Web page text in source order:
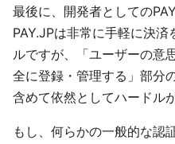
最後に、開発者としての
PAY.JPは非常に手軽に決
ルですが、「ユーザーの意
全に登録・管理する」部分
含めて依然としてハードル
もし、何らかの一般的な認